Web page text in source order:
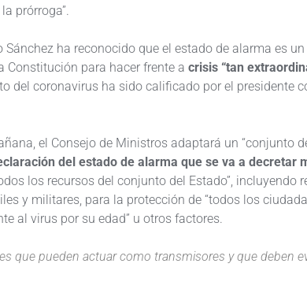
prórroga”.
Sánchez ha reconocido que el estado de alarma es
Constitución para hacer frente a crisis “tan
del coronavirus ha sido calificado por el presidente
el Consejo de Ministros adaptará un “conjunto
del estado de alarma que se va a decretar
los recursos del conjunto del Estado”, incluyendo
y militares, para la protección de “todos los
al virus por su edad” u otros factores.
que pueden actuar como transmisores y que deben